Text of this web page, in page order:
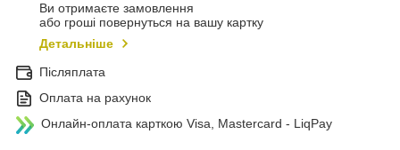
Ви отримаєте замовлення
або гроші повернуться на вашу картку
Детальніше
Післяплата
Оплата на рахунок
Онлайн-оплата карткою Visa, Mastercard - LiqPay